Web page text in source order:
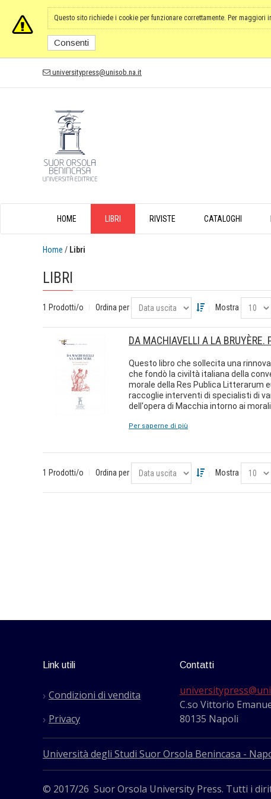
Questo sito richiede i cookie per funzionare correttamente. Per maggiori
Consenti
universitypress@unisob.na.it
HOME LIBRI RIVISTE CATALOGHI
Home / Libri
LIBRI
1 Prodotti/o Ordina per Mostra
DA MACHIAVELLI A LA
Questo libro che sollecita una
che fondò la civiltà italiana della
morale della Res Publica Litterarum
raccoglie interventi di specialisti di
dell'opera di Macchia intorno ai
Per saperne di più
1 Prodotti/o Ordina per Mostra
Link utili
Condizioni di vendita
Privacy
Contatti
C.so Vittorio
80135 Napoli
Università degli Studi Suor Orsola Benincasa -
© 2017/26 Suor Orsola University Press. Tutti i